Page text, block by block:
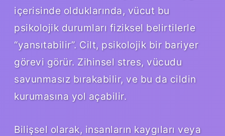
içerisinde olduklarında, vücut bu
psikolojik durumları fiziksel belirtilerle
“yansıtabilir”. Cilt, psikolojik bir bariyer
görevi görür. Zihinsel stres, vücudu
savunmasız bırakabilir, ve bu da cildin
kurumasına yol açabilir.
Bilişsel olarak, insanların kaygıları veya